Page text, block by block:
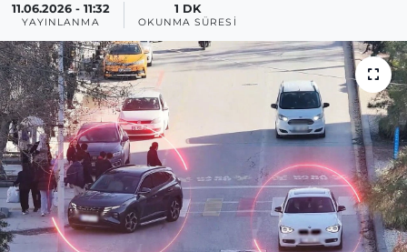
11.06.2026 - 11:32
YAYINLANMA
1 DK
OKUNMA SÜRESI